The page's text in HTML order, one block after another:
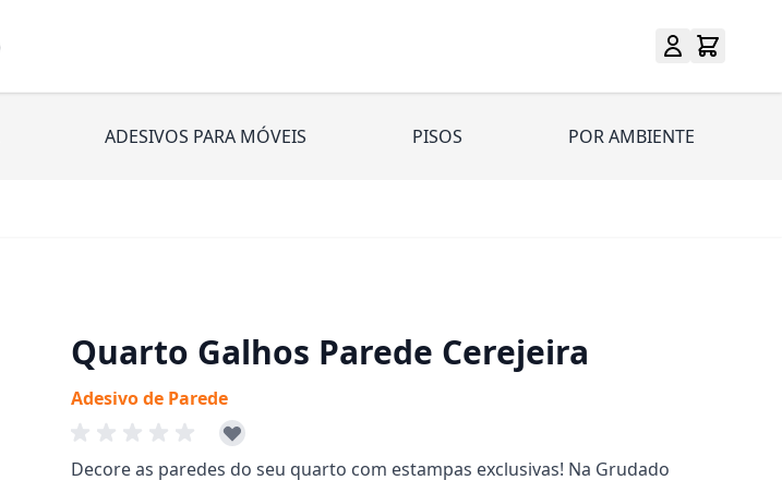
ADESIVOS PARA MÓVEIS PISOS POR AMBIENTE
Quarto Galhos Parede Cerejeira
Adesivo de Parede
Decore as paredes do seu quarto com estampas exclusivas! Na Grudado